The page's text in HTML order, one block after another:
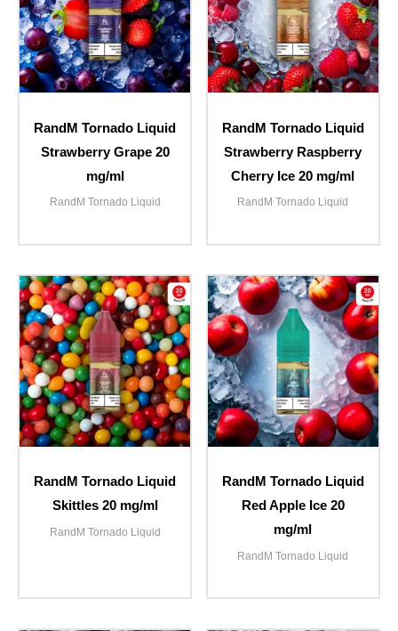
RandM Tornado Liquid
Strawberry Grape 20
mg/ml
RandM Tornado Liquid
RandM Tornado Liquid
Strawberry Raspberry
Cherry Ice 20 mg/ml
RandM Tornado Liquid
RandM Tornado Liquid
Skittles 20 mg/ml
RandM Tornado Liquid
RandM Tornado Liquid
Red Apple Ice 20
mg/ml
RandM Tornado Liquid